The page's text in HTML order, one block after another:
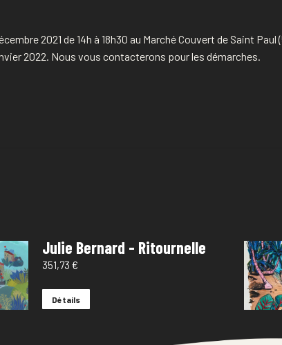
2021 de 14h à 18h30 au Marché Couvert de Saint Paul
2022. Nous vous contacterons pour les démarches.
Julie Bernard - Ritournelle
351,73 €
Détails